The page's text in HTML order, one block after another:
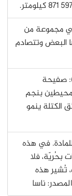
مجموعة من
البعض وتتصادم
: صفيحة
بنجم
الكتلة ينمو
في هذه
بحُريّة، فلا
تُشير هذه
ناسا